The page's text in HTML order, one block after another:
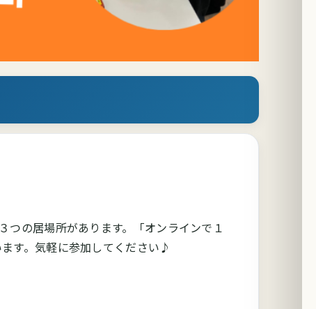
の居場所があります。「オンラインで１
す。気軽に参加してください♪